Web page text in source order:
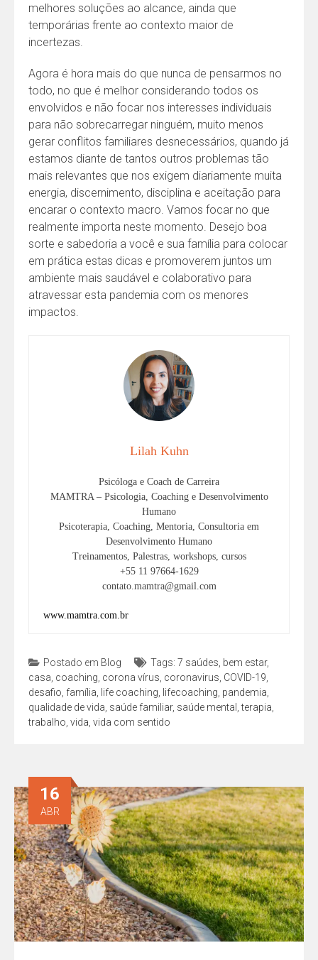
melhores soluções ao alcance, ainda que
temporárias frente ao contexto maior de
incertezas.
Agora é hora mais do que nunca de pensarmos no
todo, no que é melhor considerando todos os
envolvidos e não focar nos interesses individuais
para não sobrecarregar ninguém, muito menos
gerar conflitos familiares desnecessários, quando já
estamos diante de tantos outros problemas tão
mais relevantes que nos exigem diariamente muita
energia, discernimento, disciplina e aceitação para
encarar o contexto macro. Vamos focar no que
realmente importa neste momento. Desejo boa
sorte e sabedoria a você e sua família para colocar
em prática estas dicas e promoverem juntos um
ambiente mais saudável e colaborativo para
atravessar esta pandemia com os menores
impactos.
Lilah Kuhn
Psicóloga e Coach de Carreira
MAMTRA – Psicologia, Coaching e Desenvolvimento
Humano
Psicoterapia, Coaching, Mentoria, Consultoria em
Desenvolvimento Humano
Treinamentos, Palestras, workshops, cursos
+55 11 97664-1629
contato.mamtra@gmail.com
www.mamtra.com.br
Postado em Blog Tags: 7 saúdes bem estar,
casa coaching corona vírus coronavirus COVID-19
desafio família life coaching lifecoaching pandemia
qualidade de vida saúde familiar, saúde mental ,terapia
trabalho vida vida com sentido
16
ABR